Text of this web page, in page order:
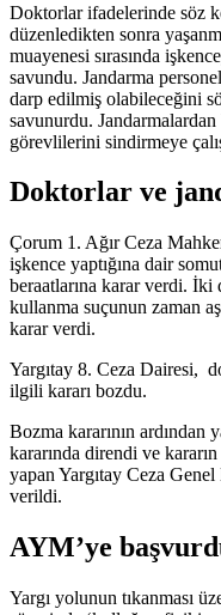
Doktorlar ifadelerinde söz
düzenledikten sonra
muayenesi sırasında
savundu. Jandarma
darp edilmiş olabileceğini
savunurdu.
görevlilerini sindirmeye
Doktorlar ve
Çorum 1. Ağır Ceza
işkence yaptığına dair
beraatlarına karar verdi.
kullanma suçunun zaman
karar verdi.
Yargıtay 8. Ceza Dairesi,
ilgili kararı bozdu.
Bozma kararının ardından
kararında direndi ve
yapan Yargıtay Ceza
verildi.
AYM’ye
Yargı yolunun tıkanması